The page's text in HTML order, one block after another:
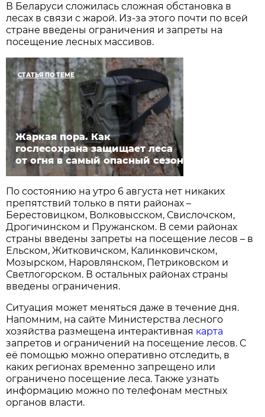
В Беларуси сложилась сложная обстановка в
лесах в связи с жарой. Из-за этого почти по всей
стране введены ограничения и запреты на
посещение лесных массивов.
СТАТЬЯ ПО ТЕМЕ
Жаркая пора. Как
гослесохрана защищает леса
от огня в самый опасный сезон
По состоянию на утро 6 августа нет никаких
препятствий только в пяти районах –
Берестовицком, Волковысском, Свислочском,
Дрогичинском и Пружанском. В семи районах
страны введены запреты на посещение лесов – в
Ельском, Житковичском, Калинковичском,
Мозырском, Наровлянском, Петриковском и
Светлогорском. В остальных районах страны
введены ограничения.
Ситуация может меняться даже в течение дня.
Напомним, на сайте Министерства лесного
хозяйства размещена интерактивная карта
запретов и ограничений на посещение лесов. С
её помощью можно оперативно отследить, в
каких регионах временно запрещено или
ограничено посещение леса. Также узнать
информацию можно по телефонам местных
органов власти.